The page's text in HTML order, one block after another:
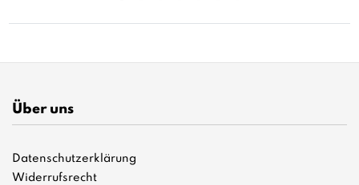
Über uns
Datenschutzerklärung
Widerrufsrecht